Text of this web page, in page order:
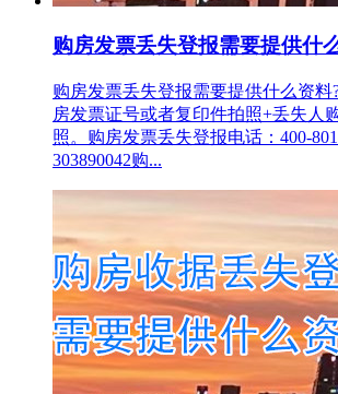
购房发票丢失登报需要提供什
购房发票丢失登报需要提供什么资料
房发票证号或者复印件拍照+丢失人
照。购房发票丢失登报电话：400-
303890042购...